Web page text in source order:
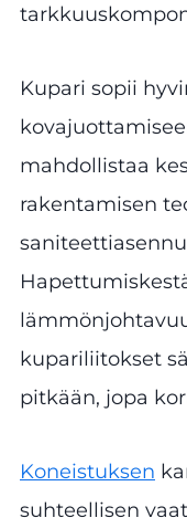
Kupari sopii
mahdollistaa
rakentamisen
kupariliitokset
pitkään, jopa
Koneistuksen
suhteellisen